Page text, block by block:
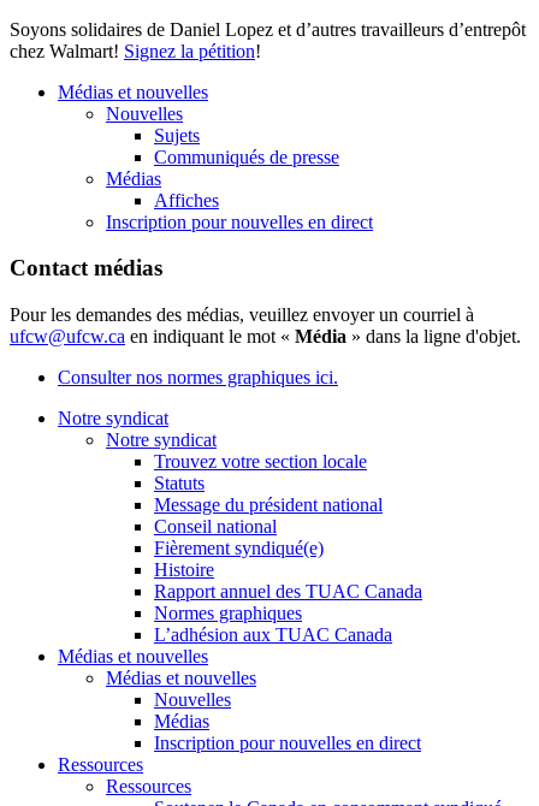
Soyons solidaires de Daniel Lopez et d’autres travailleurs d’entrepôt
chez Walmart! Signez la pétition!
Médias et nouvelles
Nouvelles
Sujets
Communiqués de presse
Médias
Affiches
Inscription pour nouvelles en direct
Contact médias
Pour les demandes des médias, veuillez envoyer un courriel à
ufcw@ufcw.ca en indiquant le mot « Média » dans la ligne d'objet.
Consulter nos normes graphiques ici.
Notre syndicat
Notre syndicat
Trouvez votre section locale
Statuts
Message du président national
Conseil national
Fièrement syndiqué(e)
Histoire
Rapport annuel des TUAC Canada
Normes graphiques
L’adhésion aux TUAC Canada
Médias et nouvelles
Médias et nouvelles
Nouvelles
Médias
Inscription pour nouvelles en direct
Ressources
Ressources